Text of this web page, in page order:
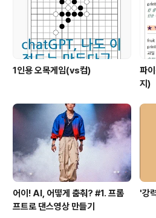
해주시구요. 모니터 받침대를 만들긴 했는데 실
1인용 오목게임(vs컴)
파
지)
어이! AI, 어떻게 춤춰? #1. 프롬
프트로 댄스영상 만들기
'강